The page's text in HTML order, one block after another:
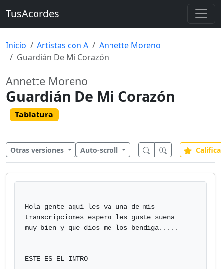
TusAcordes
Inicio Artistas con A
Annette Moreno
Guardián De Mi Corazón
Annette Moreno
Guardián De Mi Corazón
Tablatura
Otras versiones Auto-scroll